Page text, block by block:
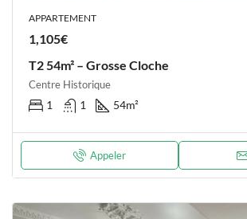
APPARTEMENT
1,105€
T2 54m² – Grosse Cloche
Centre Historique
1 1 54m²
Appeler